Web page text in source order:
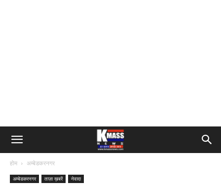
होम अम्बेडकरनगर
अम्बेडकरनगर ताज़ा ख़बरें नेवादा